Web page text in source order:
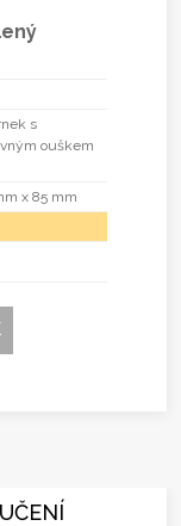
s
ouškem
x 85 mm